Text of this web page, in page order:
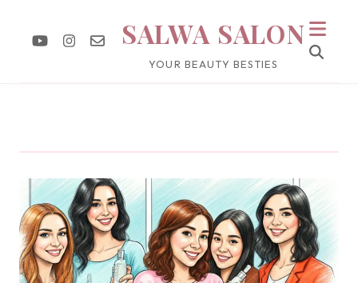
SALWA SALON
YOUR BEAUTY BESTIES